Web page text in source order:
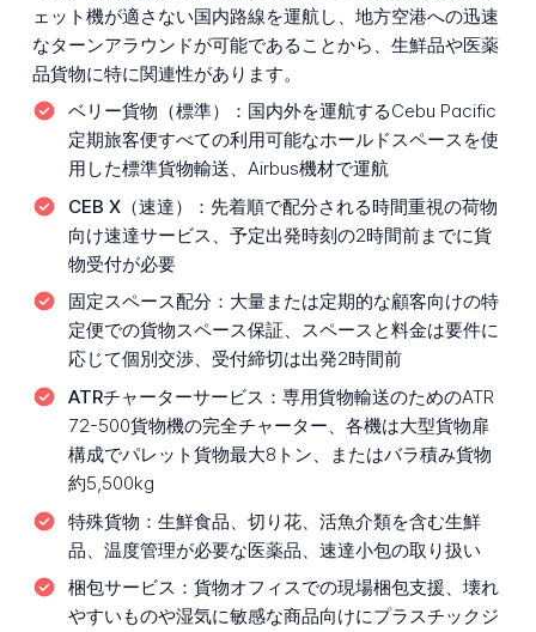
ェット機が適さない国内路線を運航し、地方空港への迅速
なターンアラウンドが可能であることから、生鮮品や医薬
品貨物に特に関連性があります。
ベリー貨物（標準）： 国内外を運航するCebu Pacific
定期旅客便すべての利用可能なホールドスペースを使
用した標準貨物輸送、Airbus機材で運航
CEB X（速達）： 先着順で配分される時間重視の荷物
向け速達サービス、予定出発時刻の2時間前までに貨
物受付が必要
固定スペース配分： 大量または定期的な顧客向けの特
定便での貨物スペース保証、スペースと料金は要件に
応じて個別交渉、受付締切は出発2時間前
ATRチャーターサービス： 専用貨物輸送のためのATR
72-500貨物機の完全チャーター、各機は大型貨物扉
構成でパレット貨物最大8トン、またはバラ積み貨物
約5,500kg
特殊貨物： 生鮮食品、切り花、活魚介類を含む生鮮
品、温度管理が必要な医薬品、速達小包の取り扱い
梱包サービス： 貨物オフィスでの現場梱包支援、壊れ
やすいものや湿気に敏感な商品向けにプラスチックジ